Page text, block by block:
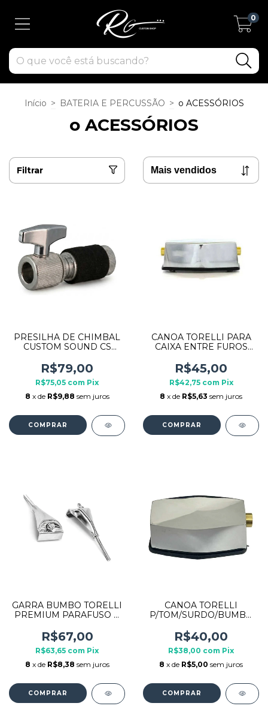
0
Início > BATERIA E PERCUSSÃO > o ACESSÓRIOS
o ACESSÓRIOS
Filtrar
PRESILHA DE CHIMBAL
CUSTOM SOUND CS
R$79,00
R$75,05 com Pix
8 x de R$9,88 sem juros
CANOA TORELLI PARA
CAIXA ENTRE FUROS
R$45,00
R$42,75 com Pix
8 x de R$5,63 sem juros
GARRA BUMBO TORELLI
PREMIUM PARAFUSO E
R$67,00
R$63,65 com Pix
8 x de R$8,38 sem juros
CANOA TORELLI
P/TOM/SURDO/BUMBO
FUROS UNID.
R$40,00
R$38,00 com Pix
8 x de R$5,00 sem juros